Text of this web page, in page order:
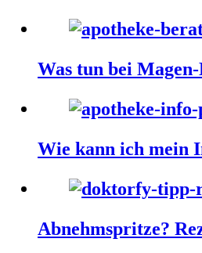
Was tun bei
Wie kann ich mein
Abnehmspritze?